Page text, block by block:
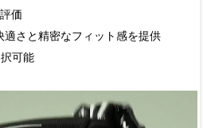
価
さと精密なフィット感を提供
可能